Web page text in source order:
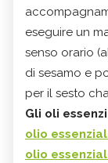
eseguire un
senso orario
di sesamo e
per il sesto
Gli oli
olio
olio